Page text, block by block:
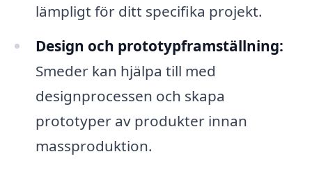
lämpligt för ditt specifika projekt.
Design och prototypframställning:
Smeder kan hjälpa till med
designprocessen och skapa
prototyper av produkter innan
massproduktion.